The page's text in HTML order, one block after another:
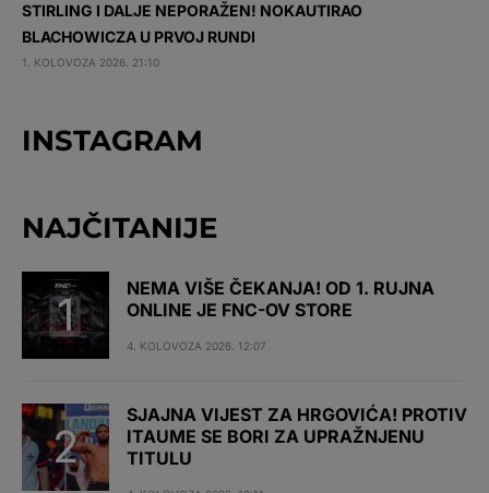
STIRLING I DALJE NEPORAŽEN! NOKAUTIRAO
BLACHOWICZA U PRVOJ RUNDI
1. KOLOVOZA 2026. 21:10
INSTAGRAM
NAJČITANIJE
NEMA VIŠE ČEKANJA! OD 1. RUJNA
ONLINE JE FNC-OV STORE
4. KOLOVOZA 2026. 12:07
SJAJNA VIJEST ZA HRGOVIĆA! PROTIV
ITAUME SE BORI ZA UPRAŽNJENU
TITULU